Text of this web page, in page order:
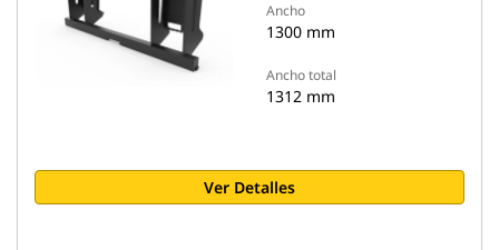
Ancho
1300 mm
Ancho total
1312 mm
Ver Detalles